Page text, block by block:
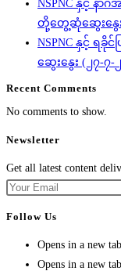
NSPNC နှင့် နာ
တို့တွေ့ဆုံဆွေးနွေး
NSPNC နှင့် ရ
ဆွေးနွေး (၂၇-၇-
Recent Comments
No comments to show.
Newsletter
Get all latest content
Follow Us
Opens in a new tab
Opens in a new tab